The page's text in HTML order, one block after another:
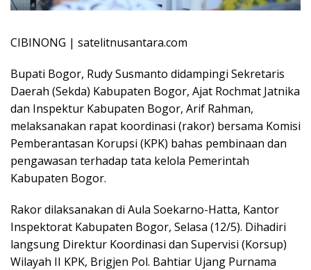
CIBINONG | satelitnusantara.com
Bupati Bogor, Rudy Susmanto didampingi Sekretaris
Daerah (Sekda) Kabupaten Bogor, Ajat Rochmat Jatnika
dan Inspektur Kabupaten Bogor, Arif Rahman,
melaksanakan rapat koordinasi (rakor) bersama Komisi
Pemberantasan Korupsi (KPK) bahas pembinaan dan
pengawasan terhadap tata kelola Pemerintah
Kabupaten Bogor.
Rakor dilaksanakan di Aula Soekarno-Hatta, Kantor
Inspektorat Kabupaten Bogor, Selasa (12/5). Dihadiri
langsung Direktur Koordinasi dan Supervisi (Korsup)
Wilayah II KPK, Brigjen Pol. Bahtiar Ujang Purnama